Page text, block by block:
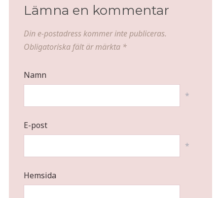
Lämna en kommentar
Din e-postadress kommer inte publiceras.
Obligatoriska fält är märkta *
Namn
*
E-post
*
Hemsida